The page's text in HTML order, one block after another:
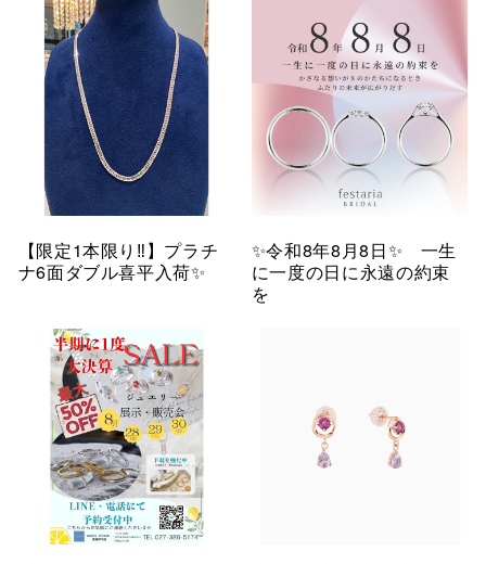
【限定1本限り‼︎】プラチ
ナ6面ダブル喜平入荷✨
✨令和8年8月8日✨ 一生
に一度の日に永遠の約束
を